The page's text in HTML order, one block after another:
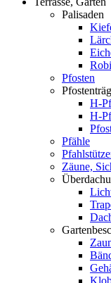
Palisaden
Pfosten
H-
H-
Pfähle
Zäune,